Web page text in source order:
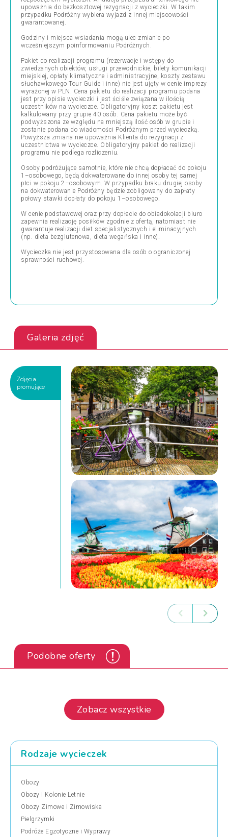
upoważnia do bezkosztowej rezygnacji z wycieczki. W takim
przypadku Podróżny wybiera wyjazd z innej miejscowości
gwarantowanej.
Godziny i miejsca wsiadania mogą ulec zmianie po
wcześniejszym poinformowaniu Podróżnych.
Pakiet do realizacji programu (rezerwacje i wstępy do
zwiedzanych obiektów, usługi przewodnickie, bilety komunikacji
miejskiej, opłaty klimatyczne i administracyjne, koszty zestawu
słuchawkowego Tour Guide i inne) nie jest ujęty w cenie imprezy
wyrażonej w PLN. Cena pakietu do realizacji programu podana
jest przy opisie wycieczki i jest ściśle związana w ilością
uczestników na wycieczce. Obligatoryjny koszt pakietu jest
kalkulowany przy grupie 40 osób. Cena pakietu może być
podwyższona ze względu na mniejszą ilość osób w grupie i
zostanie podana do wiadomości Podróżnym przed wycieczką.
Powyższa zmiana nie upoważnia Klienta do rezygnacji z
uczestnictwa w wycieczce. Obligatoryjny pakiet do realizacji
programu nie podlega rozliczeniu.
Osoby podróżujące samotnie, które nie chcą dopłacać do pokoju
1–osobowego, będą dokwaterowane do innej osoby tej samej
płci w pokoju 2–osobowym. W przypadku braku drugiej osoby
na dokwaterowanie Podróżny będzie zobligowany do zapłaty
połowy stawki dopłaty do pokoju 1–osobowego.
W cenie podstawowej oraz przy dopłacie do obiadokolacji biuro
zapewnia realizację posiłków zgodnie z ofertą, natomiast nie
gwarantuje realizacji diet specjalistycznych i eliminacyjnych
(np. dieta bezglutenowa, dieta wegańska i inne).
Wycieczka nie jest przystosowana dla osób o ograniczonej
sprawności ruchowej.
Galeria zdjęć
Zdjęcia
promujące
Podobne oferty
Zobacz wszystkie
Rodzaje wycieczek
Obozy
Obozy i Kolonie Letnie
Obozy Zimowe i Zimowiska
Pielgrzymki
Podróże Egzotyczne i Wyprawy